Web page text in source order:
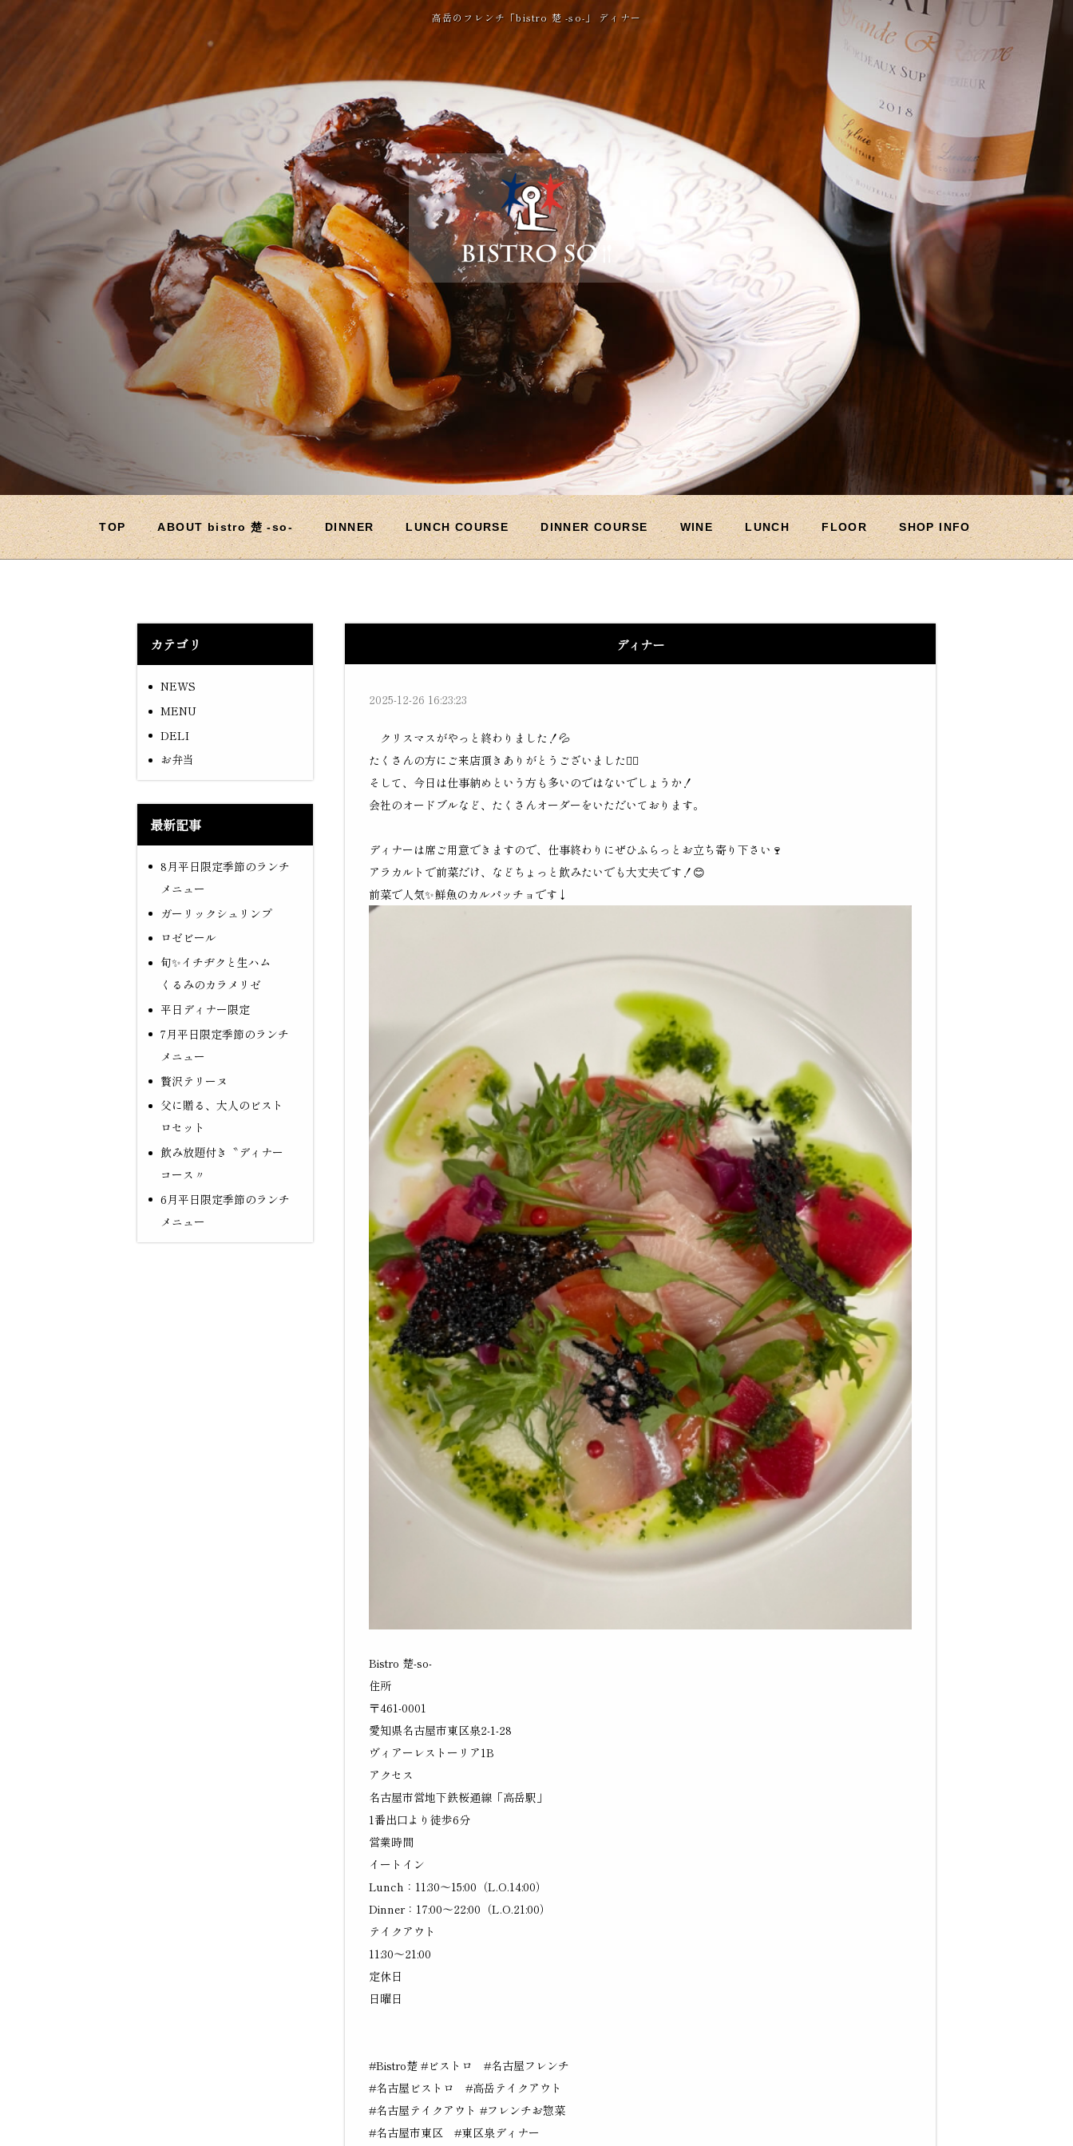
高岳のフレンチ「bistro 楚 -so-」 ディナー
TOP ABOUT bistro 楚 -so- DINNER LUNCH COURSE DINNER COURSE WINE LUNCH FLOOR SHOP INFO
カテゴリ
NEWS
MENU
DELI
お弁当
最新記事
8月平日限定季節のランチ
メニュー
ガーリックシュリンプ
ロゼビール
旬✨イチヂクと生ハム
くるみのカラメリゼ
平日ディナー限定
7月平日限定季節のランチ
メニュー
贅沢テリーヌ
父に贈る、大人のビスト
ロセット
飲み放題付き〝ディナー
コース〃
6月平日限定季節のランチ
メニュー
ディナー
2025-12-26 16:23:23
クリスマスがやっと終わりました！💦
たくさんの方にご来店頂きありがとうございました🙇‍♂️
そして、今日は仕事納めという方も多いのではないでしょうか！
会社のオードブルなど、たくさんオーダーをいただいております。
ディナーは席ご用意できますので、仕事終わりにぜひふらっとお立ち寄り下さい🍷
アラカルトで前菜だけ、などちょっと飲みたいでも大丈夫です！😊
前菜で人気✨鮮魚のカルパッチョです↓
Bistro 楚-so-
住所
〒461-0001
愛知県名古屋市東区泉2-1-28
ヴィアーレストーリア1B
アクセス
名古屋市営地下鉄桜通線「高岳駅」
1番出口より徒歩6分
営業時間
イートイン
Lunch：11:30～15:00（L.O.14:00）
Dinner：17:00～22:00（L.O.21:00）
テイクアウト
11:30～21:00
定休日
日曜日
#Bistro楚 #ビストロ #名古屋フレンチ
#名古屋ビストロ #高岳テイクアウト
#名古屋テイクアウト #フレンチお惣菜
#名古屋市東区 #東区泉ディナー